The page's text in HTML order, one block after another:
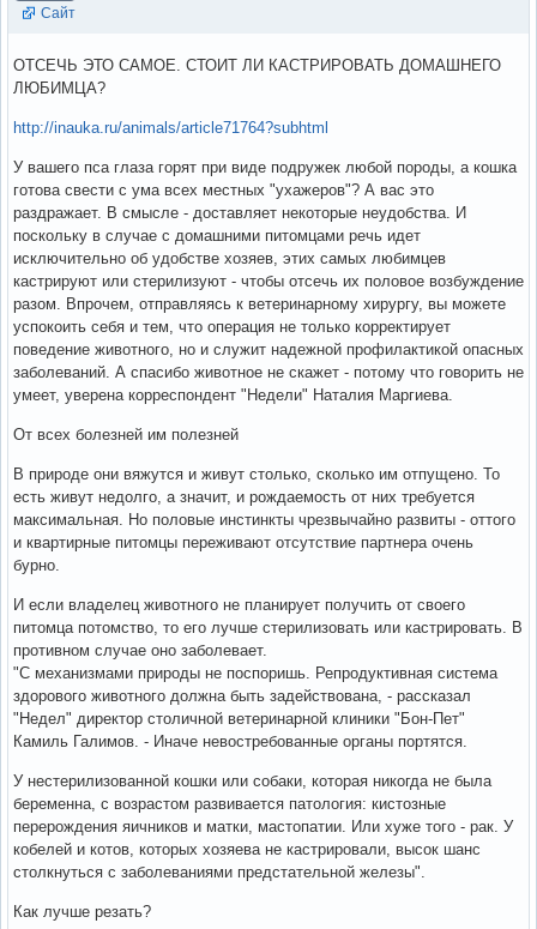
Сайт
ОТСЕЧЬ ЭТО САМОЕ. СТОИТ ЛИ КАСТРИРОВАТЬ ДОМАШНЕГО
ЛЮБИМЦА?
http://inauka.ru/animals/article71764?subhtml
У вашего пса глаза горят при виде подружек любой породы, а кошка
готова свести с ума всех местных "ухажеров"? А вас это
раздражает. В смысле - доставляет некоторые неудобства. И
поскольку в случае с домашними питомцами речь идет
исключительно об удобстве хозяев, этих самых любимцев
кастрируют или стерилизуют - чтобы отсечь их половое возбуждение
разом. Впрочем, отправляясь к ветеринарному хирургу, вы можете
успокоить себя и тем, что операция не только корректирует
поведение животного, но и служит надежной профилактикой опасных
заболеваний. А спасибо животное не скажет - потому что говорить не
умеет, уверена корреспондент "Недели" Наталия Маргиева.
От всех болезней им полезней
В природе они вяжутся и живут столько, сколько им отпущено. То
есть живут недолго, а значит, и рождаемость от них требуется
максимальная. Но половые инстинкты чрезвычайно развиты - оттого
и квартирные питомцы переживают отсутствие партнера очень
бурно.
И если владелец животного не планирует получить от своего
питомца потомство, то его лучше стерилизовать или кастрировать. В
противном случае оно заболевает.
"С механизмами природы не поспоришь. Репродуктивная система
здорового животного должна быть задействована, - рассказал
"Недел" директор столичной ветеринарной клиники "Бон-Пет"
Камиль Галимов. - Иначе невостребованные органы портятся.
У нестерилизованной кошки или собаки, которая никогда не была
беременна, с возрастом развивается патология: кистозные
перерождения яичников и матки, мастопатии. Или хуже того - рак. У
кобелей и котов, которых хозяева не кастрировали, высок шанс
столкнуться с заболеваниями предстательной железы".
Как лучше резать?